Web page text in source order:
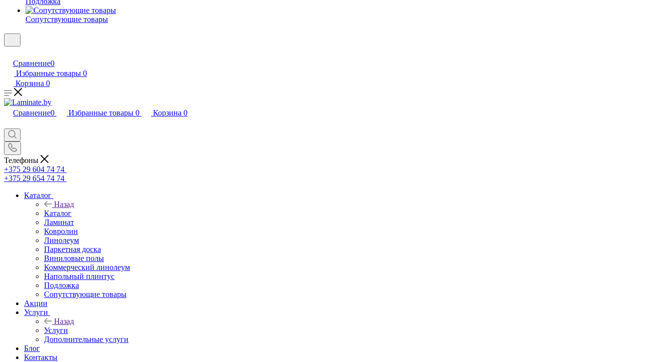
Сопутствующие товары
Сравнение0
Избранные товары 0
Корзина 0
Сравнение0 Избранные товары 0 Корзина 0
Телефоны
+375 29 604 74 74
+375 29 654 74 74
Каталог
Назад
Каталог
Ламинат
Ковролин
Линолеум
Паркетная доска
Виниловые полы
Коммерческий линолеум
Напольный плинтус
Подложка
Сопутствующие товары
Акции
Услуги
Назад
Услуги
Дополнительные услуги
Блог
Контакты